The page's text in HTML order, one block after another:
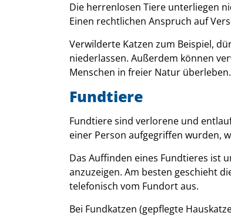
Die herrenlosen Tiere unterliegen
Einen rechtlichen Anspruch auf
Verwilderte Katzen zum Beispiel,
niederlassen. Außerdem können
Menschen in freier Natur überleben.
Fundtiere
Fundtiere sind verlorene und
einer Person aufgegriffen wurden,
Das Auffinden eines Fundtieres ist
anzuzeigen. Am besten geschieht
telefonisch vom Fundort aus.
Bei Fundkatzen (gepflegte